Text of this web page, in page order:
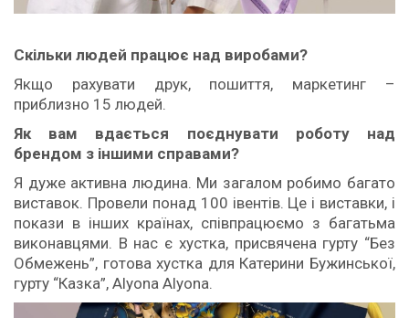
Скільки людей працює над виробами?
Якщо рахувати друк, пошиття, маркетинг –
приблизно 15 людей.
Як вам вдається поєднувати роботу над
брендом з іншими справами?
Я дуже активна людина. Ми загалом робимо багато
виставок. Провели понад 100 івентів. Це і виставки, і
покази в інших країнах, співпрацюємо з багатьма
виконавцями. В нас є хустка, присвячена гурту “Без
Обмежень”, готова хустка для Катерини Бужинської,
гурту “Казка”, Alyona Alyona.